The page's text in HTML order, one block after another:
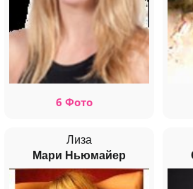
6 Фото
Лиза
Мари Ньюмайер